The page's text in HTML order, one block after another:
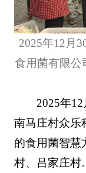
2025年12月
食用菌有限公
2025年
南马庄村众乐
的食用菌智慧
村、吕家庄